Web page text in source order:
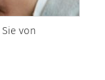
von